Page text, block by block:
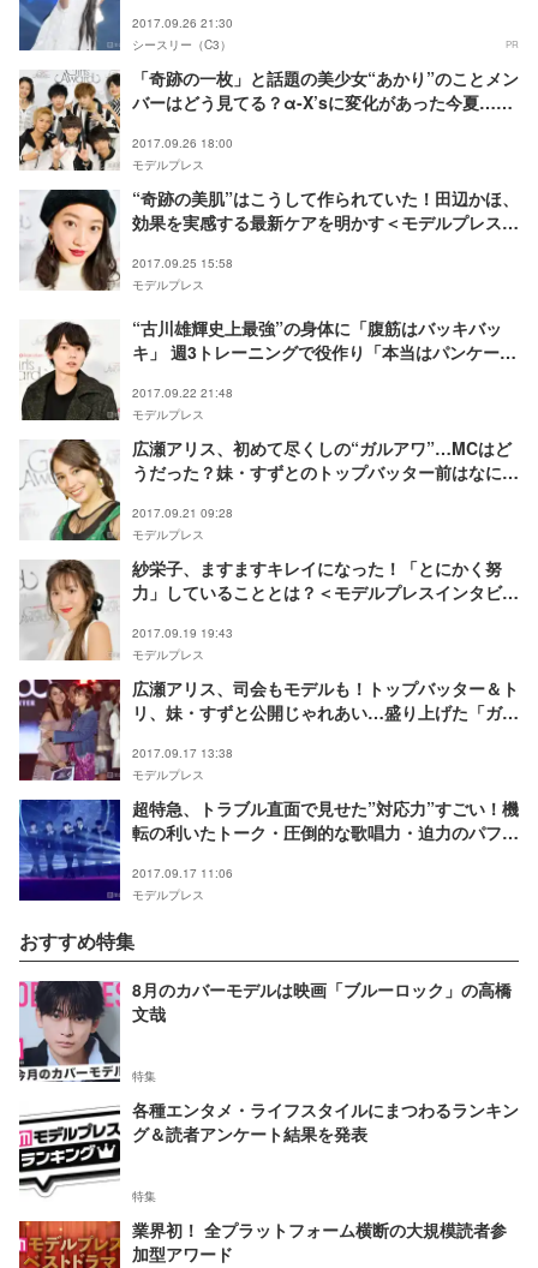
2017.09.26 21:30
シースリー（C3）
PR
「奇跡の一枚」と話題の美少女“あかり”のことメン
バーはどう見てる？α-X’sに変化があった今夏…
スインタビュー＞
2017.09.26 18:00
モデルプレス
“奇跡の美肌”はこうして作られていた！田辺かほ、
効果を実感する最新ケアを明かす＜モデルプレスイ
2017.09.25 15:58
モデルプレス
“古川雄輝史上最強”の身体に「腹筋はバッキバッ
キ」 週3トレーニングで役作り「本当はパンケーキ
2017.09.22 21:48
モデルプレス
広瀬アリス、初めて尽くしの“ガルアワ”…MCはど
うだった？妹・すずとのトップバッター前はなにを
2017.09.21 09:28
モデルプレス
紗栄子、ますますキレイになった！「とにかく努
力」していることとは？＜モデルプレスインタビュ
2017.09.19 19:43
モデルプレス
広瀬アリス、司会もモデルも！トップバッター＆ト
リ、妹・すずと公開じゃれあい…盛り上げた「ガル
2017.09.17 13:38
モデルプレス
超特急、トラブル直面で見せた”対応力”すごい！機
転の利いたトーク・圧倒的な歌唱力・迫力のパフォ
2017.09.17 11:06
モデルプレス
おすすめ特集
8月のカバーモデルは映画「ブルーロック」の高橋
文哉
特集
各種エンタメ・ライフスタイルにまつわるランキン
グ＆読者アンケート結果を発表
特集
業界初！ 全プラットフォーム横断の大規模読者参
加型アワード